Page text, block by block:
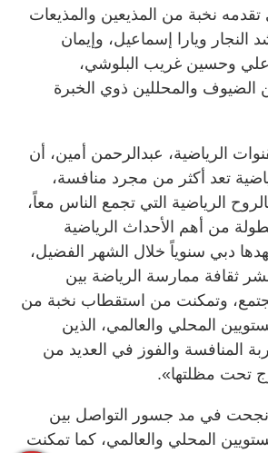
نخبة من المذيعين والمذيعات
النجار ويارا إسماعيل، وإيمان
علي وحسين غريب البلوشي،
والمحللين ذوي الخبرة
الرياضية، عبدالرحمن أمين، أن
تعد أكثر من مجرد منافسة،
الرياضية التي تجمع الناس معاً،
من أهم الأحداث الرياضية
دبي سنوياً خلال الشهر الفضيل،
ثقافة ممارسة الرياضة بين
وتمكنت من استقطاب نخبة من
المحلي والعالمي، الذين
المنافسة والفوز في العديد من
تحت مظلتها».
في مد جسور التواصل بين
المحلي والعالمي، كما تمكنت